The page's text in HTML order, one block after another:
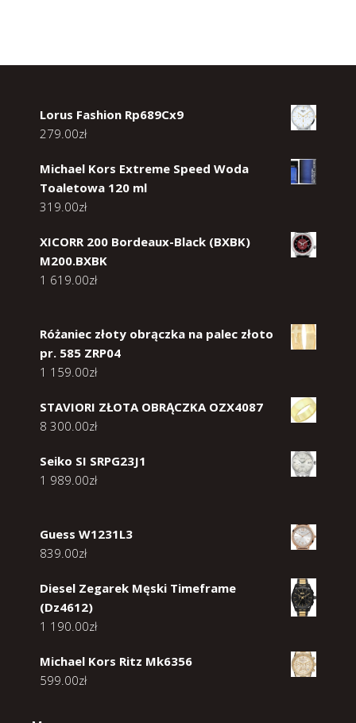
Lorus Fashion Rp689Cx9
279.00zł
Michael Kors Extreme Speed Woda
Toaletowa 120 ml
319.00zł
XICORR 200 Bordeaux-Black (BXBK)
M200.BXBK
1 619.00zł
Różaniec złoty obrączka na palec złoto
pr. 585 ZRP04
1 159.00zł
STAVIORI ZŁOTA OBRĄCZKA OZX4087
8 300.00zł
Seiko SI SRPG23J1
1 989.00zł
Guess W1231L3
839.00zł
Diesel Zegarek Męski Timeframe
(Dz4612)
1 190.00zł
Michael Kors Ritz Mk6356
599.00zł